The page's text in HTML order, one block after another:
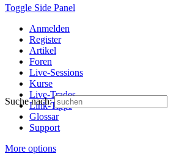
Toggle Side Panel
Anmelden
Register
Artikel
Foren
Live-Sessions
Kurse
Live-Trades
Link-Tipps
Glossar
Support
More options
Suche nach: